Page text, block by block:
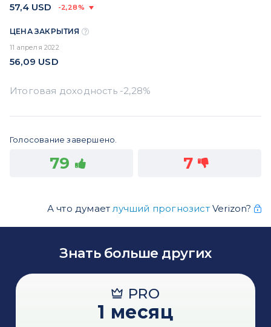
57,4 USD -2,28%
ЦЕНА ЗАКРЫТИЯ
11 апреля 2022
56,09 USD
Голосование завершено.
79 7
А что думает лучший прогнозистVerizon?
Знать больше других
PRO
1 месяц